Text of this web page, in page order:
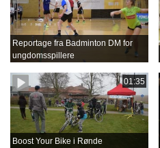
Reportage fra Badminton DM for
ungdomsspillere
01:35
Boost Your Bike i Rønde